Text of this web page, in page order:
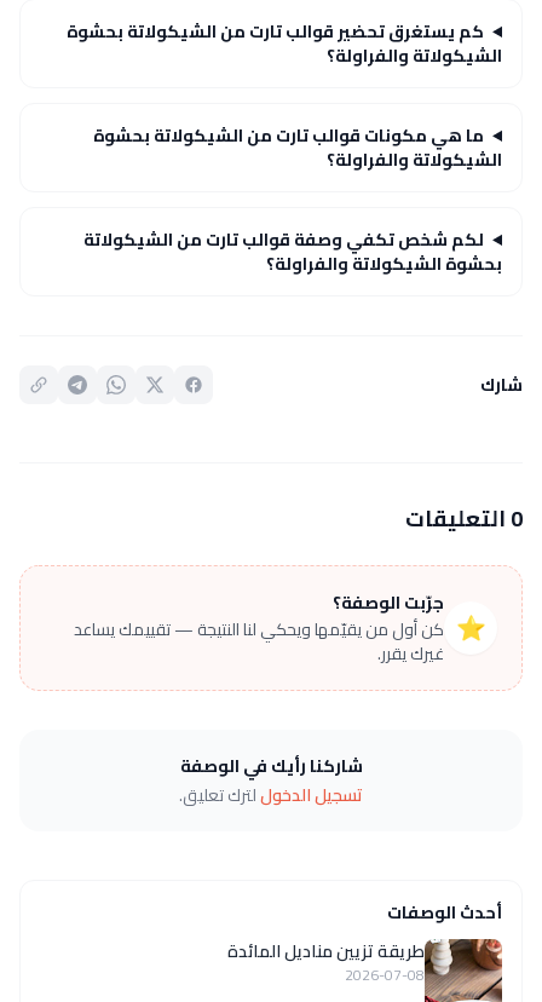
كم يستغرق تحضير قوالب تارت من الشيكولاتة بحشوة
الشيكولاتة والفراولة؟
ما هي مكونات قوالب تارت من الشيكولاتة بحشوة
الشيكولاتة والفراولة؟
لكم شخص تكفي وصفة قوالب تارت من الشيكولاتة
بحشوة الشيكولاتة والفراولة؟
شارك
0 التعليقات
⭐
جرّبت الوصفة؟
كن أول من يقيّمها ويحكي لنا النتيجة — تقييمك يساعد
غيرك يقرر.
شاركنا رأيك في الوصفة
تسجيل الدخوللترك تعليق.
أحدث الوصفات
طريقة تزيين مناديل المائدة
2026-07-08